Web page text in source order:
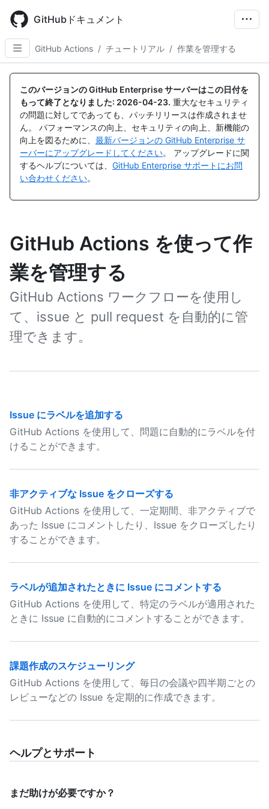
main
content
GitHubドキュメント
GitHub Actions / チュートリアル / 作業を管理する
このバージョンの GitHub Enterprise サーバーはこの日付を
もって終了となりました: 2026-04-23. 重大なセキュリティ
の問題に対してであっても、パッチリリースは作成されませ
ん。 パフォーマンスの向上、セキュリティの向上、新機能の
向上を図るために、 最新バージョンの GitHub Enterprise サ
ーバーにアップグレードしてください。 アップグレードに関
するヘルプについては、 GitHub Enterprise サポートにお問
い合わせください。
GitHub Actions を使って作
業を管理する
GitHub Actions ワークフローを使用し
て、issue と pull request を自動的に管
理できます。
Issue にラベルを追加する
GitHub Actions を使用して、問題に自動的にラベルを付
けることができます。
非アクティブな Issue をクローズする
GitHub Actions を使用して、一定期間、非アクティブで
あった Issue にコメントしたり、Issue をクローズしたり
することができます。
ラベルが追加されたときに Issue にコメントする
GitHub Actions を使用して、特定のラベルが適用された
ときに Issue に自動的にコメントすることができます。
課題作成のスケジューリング
GitHub Actions を使用して、毎日の会議や四半期ごとの
レビューなどの Issue を定期的に作成できます。
ヘルプとサポート
まだ助けが必要ですか？